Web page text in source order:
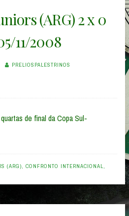
(ARG) 2 x 0
11/2008
PRELIOSPALESTRINOS
de final da Copa Sul-
(ARG), CONFRONTO INTERNACIONAL,